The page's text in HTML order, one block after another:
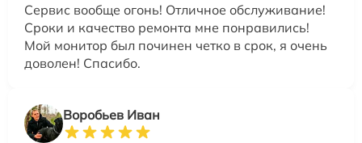
Сервис вообще огонь! Отличное обслуживание!
Сроки и качество ремонта мне понравились!
Мой монитор был починен четко в срок, я очень
доволен! Спасибо.
Воробьев Иван